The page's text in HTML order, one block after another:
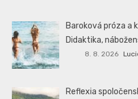
Baroková próza a
Didaktika,
8. 8. 2026
Reflexia